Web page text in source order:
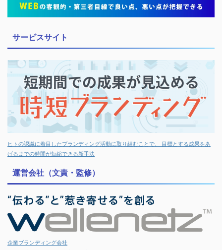
サービスサイト
ヒトの認識に着目したブランディング活動に取り組むことで、 目標とする成果をあ
げるまでの時間が短縮できる新手法
運営会社（文責・監修）
企業ブランディング会社